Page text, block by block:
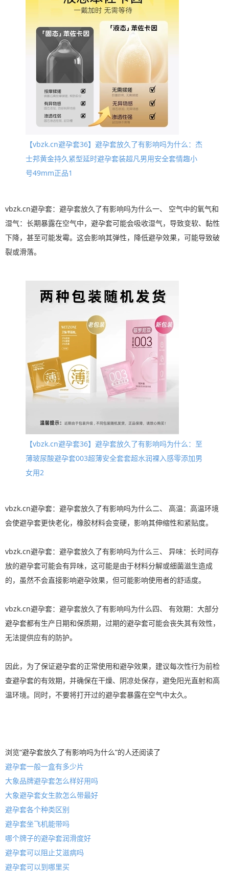
【vbzk.cn避孕套36】避孕套放久了有影响吗为什么：杰
士邦黄金持久紧型延时避孕套装超凡男用安全套情趣小
号49mm正品1
vbzk.cn避孕套：避孕套放久了有影响吗为什么一、 空气中的氧气和
湿气：长期暴露在空气中，避孕套可能会吸收湿气，导致变软、黏性
下降，甚至可能发霉。这会影响其弹性，降低避孕效果，可能导致破
裂或滑落。
【vbzk.cn避孕套36】避孕套放久了有影响吗为什么：至
薄玻尿酸避孕套003超薄安全套套超水润裸入感零添加男
女用2
vbzk.cn避孕套：避孕套放久了有影响吗为什么二、 高温：高温环境
会使避孕套更快老化，橡胶材料会变硬，影响其伸缩性和紧贴度。
vbzk.cn避孕套：避孕套放久了有影响吗为什么三、 异味：长时间存
放的避孕套可能会有异味，这可能是由于材料分解或细菌滋生造成
的，虽然不会直接影响避孕效果，但可能影响使用者的舒适度。
vbzk.cn避孕套：避孕套放久了有影响吗为什么四、 有效期：大部分
避孕套都有生产日期和保质期，过期的避孕套可能会丧失其有效性，
无法提供应有的防护。
因此，为了保证避孕套的正常使用和避孕效果，建议每次性行为前检
查避孕套的有效期，并确保在干燥、阴凉处保存，避免阳光直射和高
温环境。同时，不要将打开过的避孕套暴露在空气中太久。
浏览“避孕套放久了有影响吗为什么”的人还阅读了
避孕套一般一盒有多少片
大象品牌避孕套怎么样好用吗
大象避孕套女生款怎么带最好
避孕套各个种类区别
避孕套坐飞机能带吗
哪个牌子的避孕套润滑度好
避孕套可以阻止艾滋病吗
避孕套可以到哪里买